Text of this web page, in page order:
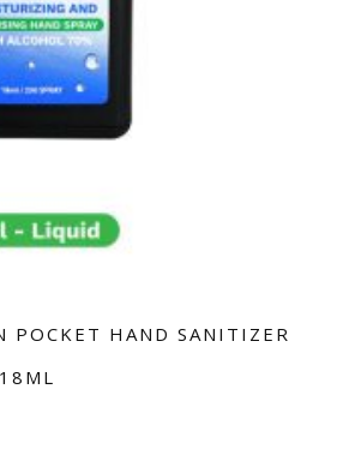
POCKET HAND SANITIZER
18ML